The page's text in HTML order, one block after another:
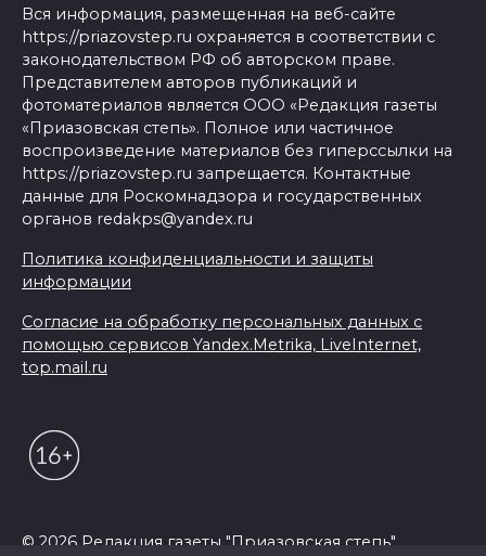
Вся информация, размещенная на веб-сайте
https://priazovstep.ru охраняется в соответствии с
законодательством РФ об авторском праве.
Представителем авторов публикаций и
фотоматериалов является ООО «Редакция газеты
«Приазовская степь». Полное или частичное
воспроизведение материалов без гиперссылки на
https://priazovstep.ru запрещается. Контактные
данные для Роскомнадзора и государственных
органов redakps@yandex.ru
Политика конфиденциальности и защиты
информации
Согласие на обработку персональных данных с
помощью сервисов Yandex.Metrika, LiveInternet,
top.mail.ru
© 2026 Редакция газеты "Приазовская степь"